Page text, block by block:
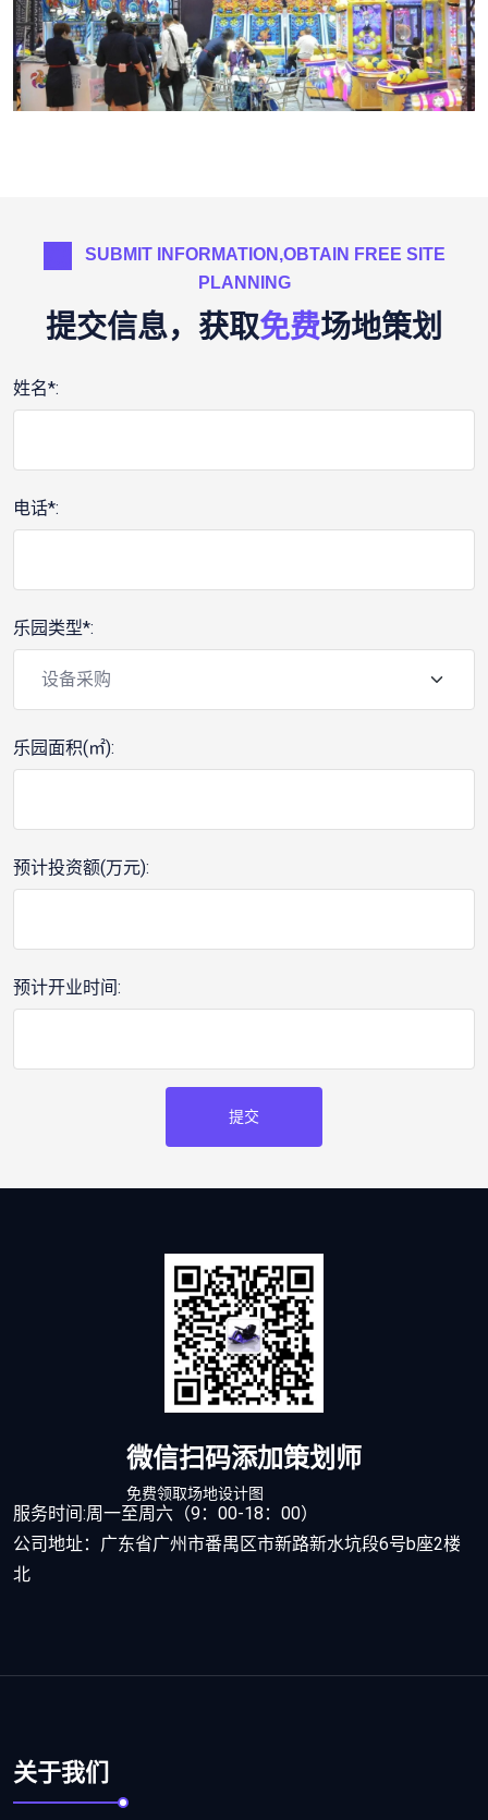
SUBMIT INFORMATION,OBTAIN FREE SITE
PLANNING
提交信息，获取免费场地策划
姓名*:
电话*:
乐园类型*:
乐园面积(㎡):
预计投资额(万元):
预计开业时间:
提交
微信扫码添加策划师
免费领取场地设计图
服务时间:周一至周六（9：00-18：00）
公司地址：广东省广州市番禺区市新路新水坑段6号b座2楼
北
关于我们